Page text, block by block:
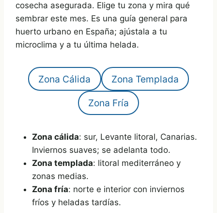
cosecha asegurada. Elige tu zona y mira qué
sembrar este mes. Es una guía general para
huerto urbano en España; ajústala a tu
microclima y a tu última helada.
Zona Cálida Zona Templada
Zona Fría
Zona cálida: sur, Levante litoral, Canarias.
Inviernos suaves; se adelanta todo.
Zona templada: litoral mediterráneo y
zonas medias.
Zona fría: norte e interior con inviernos
fríos y heladas tardías.